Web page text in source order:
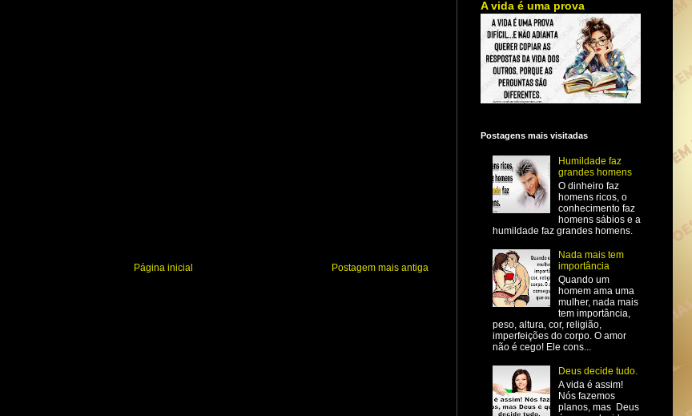
Postagem mais antiga
Página inicial
A vida é uma prova
Postagens mais visitadas
Humildade faz
grandes homens
O dinheiro faz
homens ricos, o
conhecimento faz
homens sábios e a
humildade faz grandes homens.
Nada mais tem
importância
Quando um
homem ama uma
mulher, nada mais
tem importância,
peso, altura, cor, religião,
imperfeições do corpo. O amor
não é cego! Ele cons...
Deus decide tudo.
A vida é assim!
Nós fazemos
planos, mas Deus